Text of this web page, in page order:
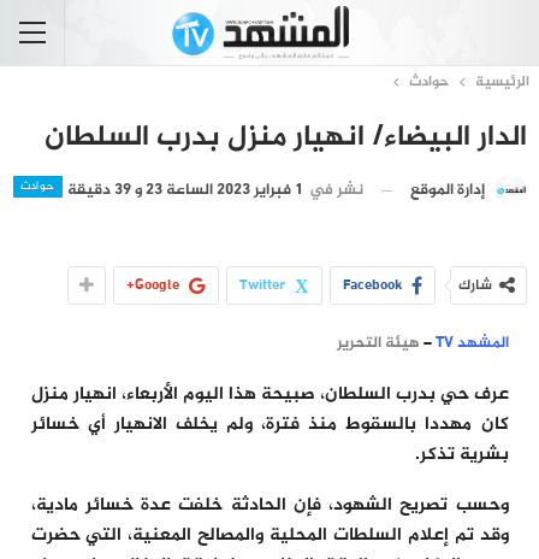
الرئيسية حوادث
الدار البيضاء/ انهيار منزل بدرب السلطان
حوادث إدارة الموقع نشر في 1 فبراير 2023 الساعة 23 و 39 دقيقة
شارك Facebook
Twitter
Google+
المشهد TV –هيئة التحرير
عرف حي بدرب السلطان، صبيحة هذا اليوم الأربعاء، انهيار منزل
كان مهددا بالسقوط منذ فترة، ولم يخلف الانهيار أي خسائر
بشرية تذكر.
وحسب تصريح الشهود، فإن الحادثة خلفت عدة خسائر مادية،
وقد تم إعلام السلطات المحلية والمصالح المعنية، التي حضرت